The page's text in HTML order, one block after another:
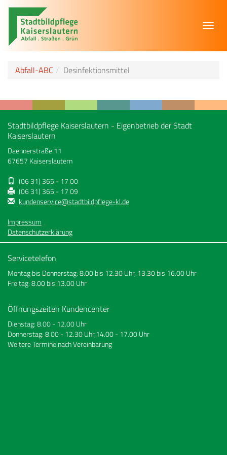
Abfall-ABC Desinfektionsmittel
Stadtbildpflege Kaiserslautern - Eigenbetrieb der Stadt
Kaiserslautern
Daennerstraße 11
67657 Kaiserslautern
(06 31) 365 - 17 00
(06 31) 365 - 17 09
kundenservice@stadtbildpflege-kl.de
Impressum
Datenschutzerklärung
Servicetelefon
Montag bis Donnerstag: 8.00 bis 12.30 Uhr, 13.30 bis 16.00 Uhr
Freitag: 8.00 bis 13.00 Uhr
Öffnungszeiten Kundencenter
Dienstag: 8.00 - 12.00 Uhr
Donnerstag: 8.00 - 12.30 Uhr,14.00 - 17.00 Uhr
Weitere Termine nach Vereinbarung